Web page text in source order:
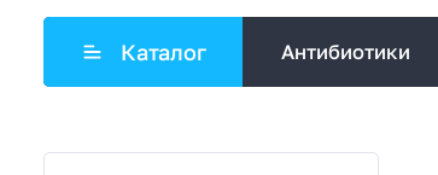
Каталог Антибиотики